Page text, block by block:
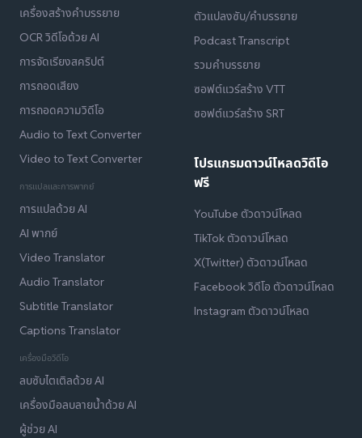
เครื่องสร้างคำบรรยาย
OCR วิดีโอด้วย AI
การจัดเรียงสคริปต์
การถอดเสียง
การถอดความวิดีโอ
Audio to Text Converter
Video to Text Converter
การแปลและการพากย์
การแปลด้วย AI
AI พากย์
Video Translator
Audio Translator
Subtitle Translator
Captions Translator
เครื่องมือวิดีโอ
ลบซับไตเติลด้วย AI
เครื่องมือลบลายน้ำด้วย AI
ผู้ช่วย AI
ตัวแปลงซับ/คำบรรยาย
Podcast Transcript
รวมคำบรรยาย
ซอฟต์แวร์สร้าง VTT
ซอฟต์แวร์สร้าง SRT
โปรแกรมดาวน์โหลดวิดีโอ
ฟรี
YouTube ตัวดาวน์โหลด
TikTok ตัวดาวน์โหลด
X(Twitter) ตัวดาวน์โหลด
Facebook วิดีโอ ตัวดาวน์โหลด
Instagram ตัวดาวน์โหลด